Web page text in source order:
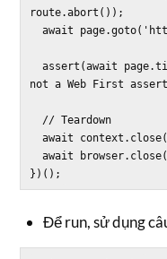
route.abort());
  await page.goto('https://example.com/');
  assert(await page.title() === 'Example Domain'); //
not a Web First
  await context.close();
  await browser.close();
Để run, sử dụng